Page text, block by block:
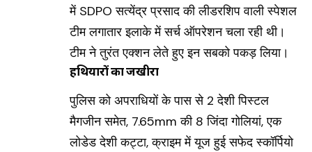
में SDPO सत्येंद्र प्रसाद की लीडरशिप वाली स्पेशल
टीम लगातार इलाके में सर्च ऑपरेशन चला रही थी।
टीम ने तुरंत एक्शन लेते हुए इन सबको पकड़ लिया।
हथियारों का जखीरा
पुलिस को अपराधियों के पास से 2 देशी पिस्टल
मैगजीन समेत, 7.65mm की 8 जिंदा गोलियां, एक
लोडेड देशी कट्टा, क्राइम में यूज हुई सफेद स्कॉर्पियो